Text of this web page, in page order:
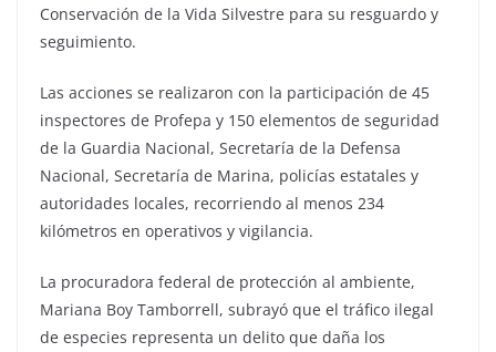
Conservación de la Vida Silvestre para su resguardo y
seguimiento.
Las acciones se realizaron con la participación de 45
inspectores de Profepa y 150 elementos de seguridad
de la Guardia Nacional, Secretaría de la Defensa
Nacional, Secretaría de Marina, policías estatales y
autoridades locales, recorriendo al menos 234
kilómetros en operativos y vigilancia.
La procuradora federal de protección al ambiente,
Mariana Boy Tamborrell, subrayó que el tráfico ilegal
de especies representa un delito que daña los